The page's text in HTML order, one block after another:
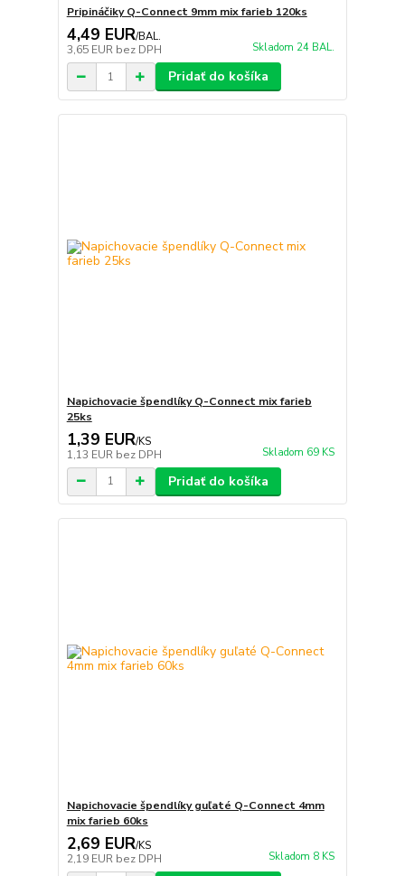
Pripináčiky Q-Connect 9mm mix farieb 120ks
4,49 EUR/BAL.
3,65 EUR bez DPH Skladom 24 BAL.
Pridať do košíka
Napichovacie špendlíky Q-Connect mix farieb
25ks
1,39 EUR/KS
1,13 EUR bez DPH Skladom 69 KS
Pridať do košíka
Napichovacie špendlíky guľaté Q-Connect 4mm
mix farieb 60ks
2,69 EUR/KS
2,19 EUR bez DPH Skladom 8 KS